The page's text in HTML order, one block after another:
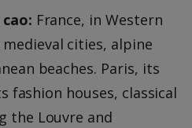
France, in Western
cities, alpine
beaches. Paris, its
fashion houses, classical
the Louvre and